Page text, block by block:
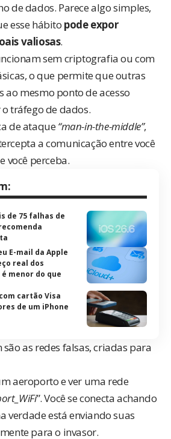
de dados. Parece algo simples,
esse hábito pode expor
valiosas.
sem criptografia ou com
o que permite que outras
ao mesmo ponto de acesso
tráfego de dados.
de ataque “man-in-the-middle”,
a comunicação entre você
você perceba.
de 75 falhas de
E-mail da Apple
real dos
menor do que
cartão Visa
de um iPhone
as redes falsas, criadas para
aeroporto e ver uma rede
”. Você se conecta achando
verdade está enviando suas
para o invasor.